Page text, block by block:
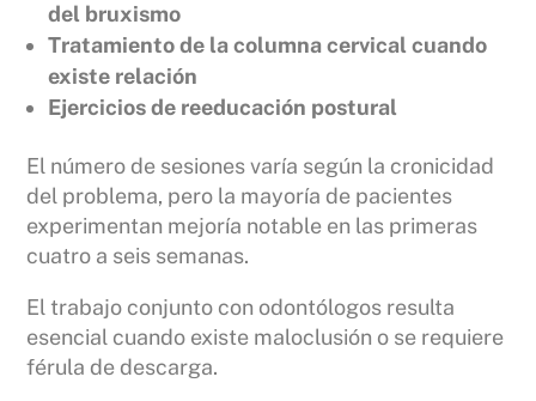
del bruxismo
Tratamiento de la columna cervical cuando
existe relación
Ejercicios de reeducación postural
El número de sesiones varía según la cronicidad
del problema, pero la mayoría de pacientes
experimentan mejoría notable en las primeras
cuatro a seis semanas.
El trabajo conjunto con odontólogos resulta
esencial cuando existe maloclusión o se requiere
férula de descarga.